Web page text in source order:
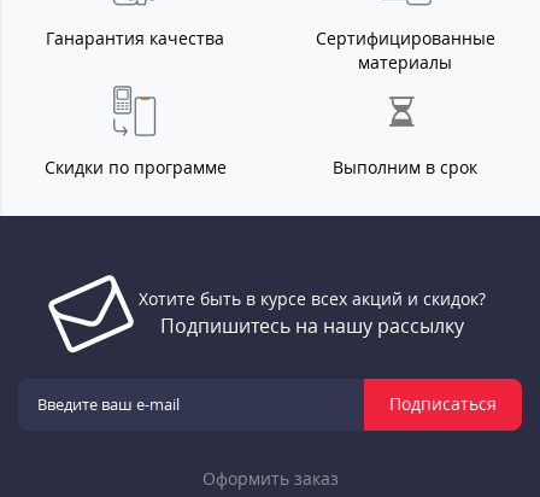
Ганарантия качества
Сертифицированные
материалы
Скидки по программе Выполним в срок
Хотите быть в курсе всех акций и скидок?
Подпишитесь на нашу рассылку
Подписаться
Оформить заказ